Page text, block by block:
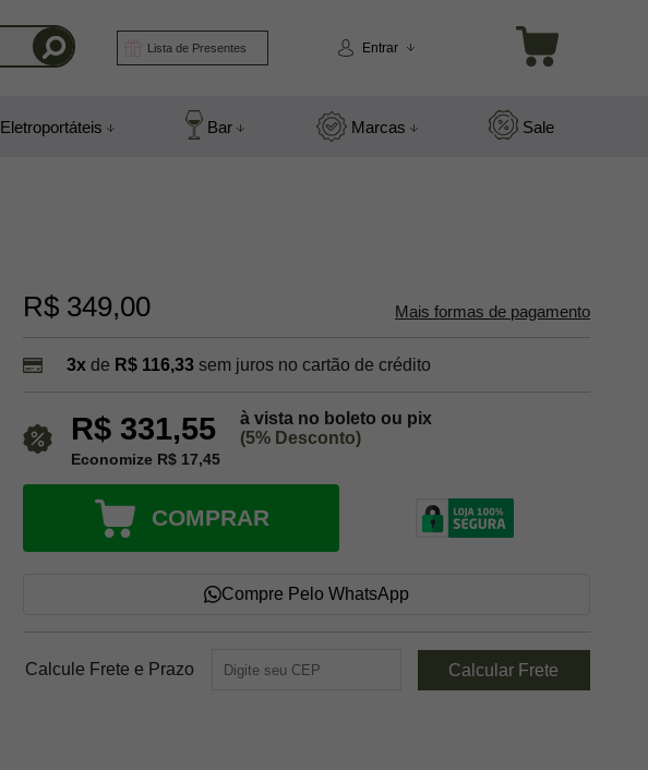
Lista de Presentes Entrar
Eletroportáteis Bar Marcas Sale
R$ 349,00 Mais formas de pagamento
3x de R$ 116,33 sem juros no cartão de crédito
R$ 331,55
à vista no boleto ou pix
(5% Desconto)
Economize R$ 17,45
COMPRAR
Compre Pelo WhatsApp
Calcule Frete e Prazo